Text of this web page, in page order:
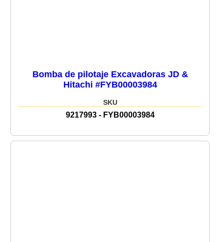
Bomba de pilotaje Excavadoras JD &
Hitachi #FYB00003984
SKU
9217993 - FYB00003984